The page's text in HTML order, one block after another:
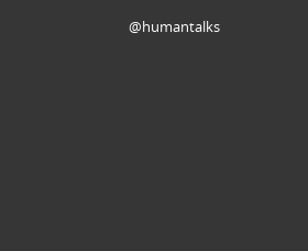
@humantalks